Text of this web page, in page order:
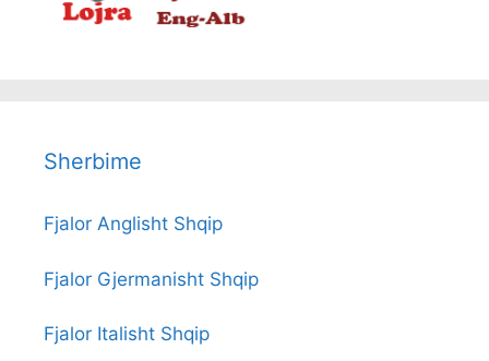
Sherbime
Fjalor Anglisht Shqip
Fjalor Gjermanisht Shqip
Fjalor Italisht Shqip